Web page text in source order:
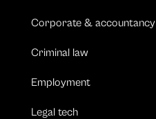
Corporate & accountancy
Criminal law
Employment
Legal tech